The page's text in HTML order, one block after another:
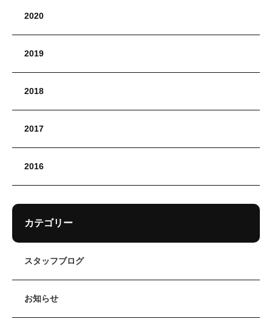
2020
2019
2018
2017
2016
カテゴリー
スタッフブログ
お知らせ